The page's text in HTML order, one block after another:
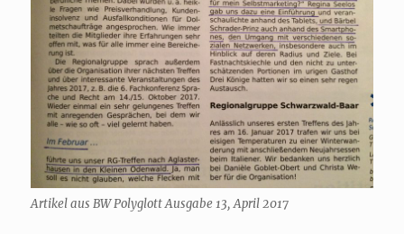
Artikel aus BW Polyglott Ausgabe 13, April 2017